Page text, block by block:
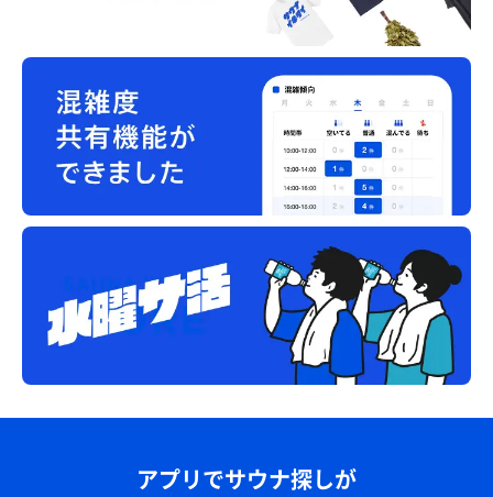
アプリでサウナ探しが